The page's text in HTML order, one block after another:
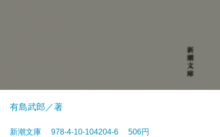
有島武郎／著
新潮文庫 978-4-10-104204-6 506円